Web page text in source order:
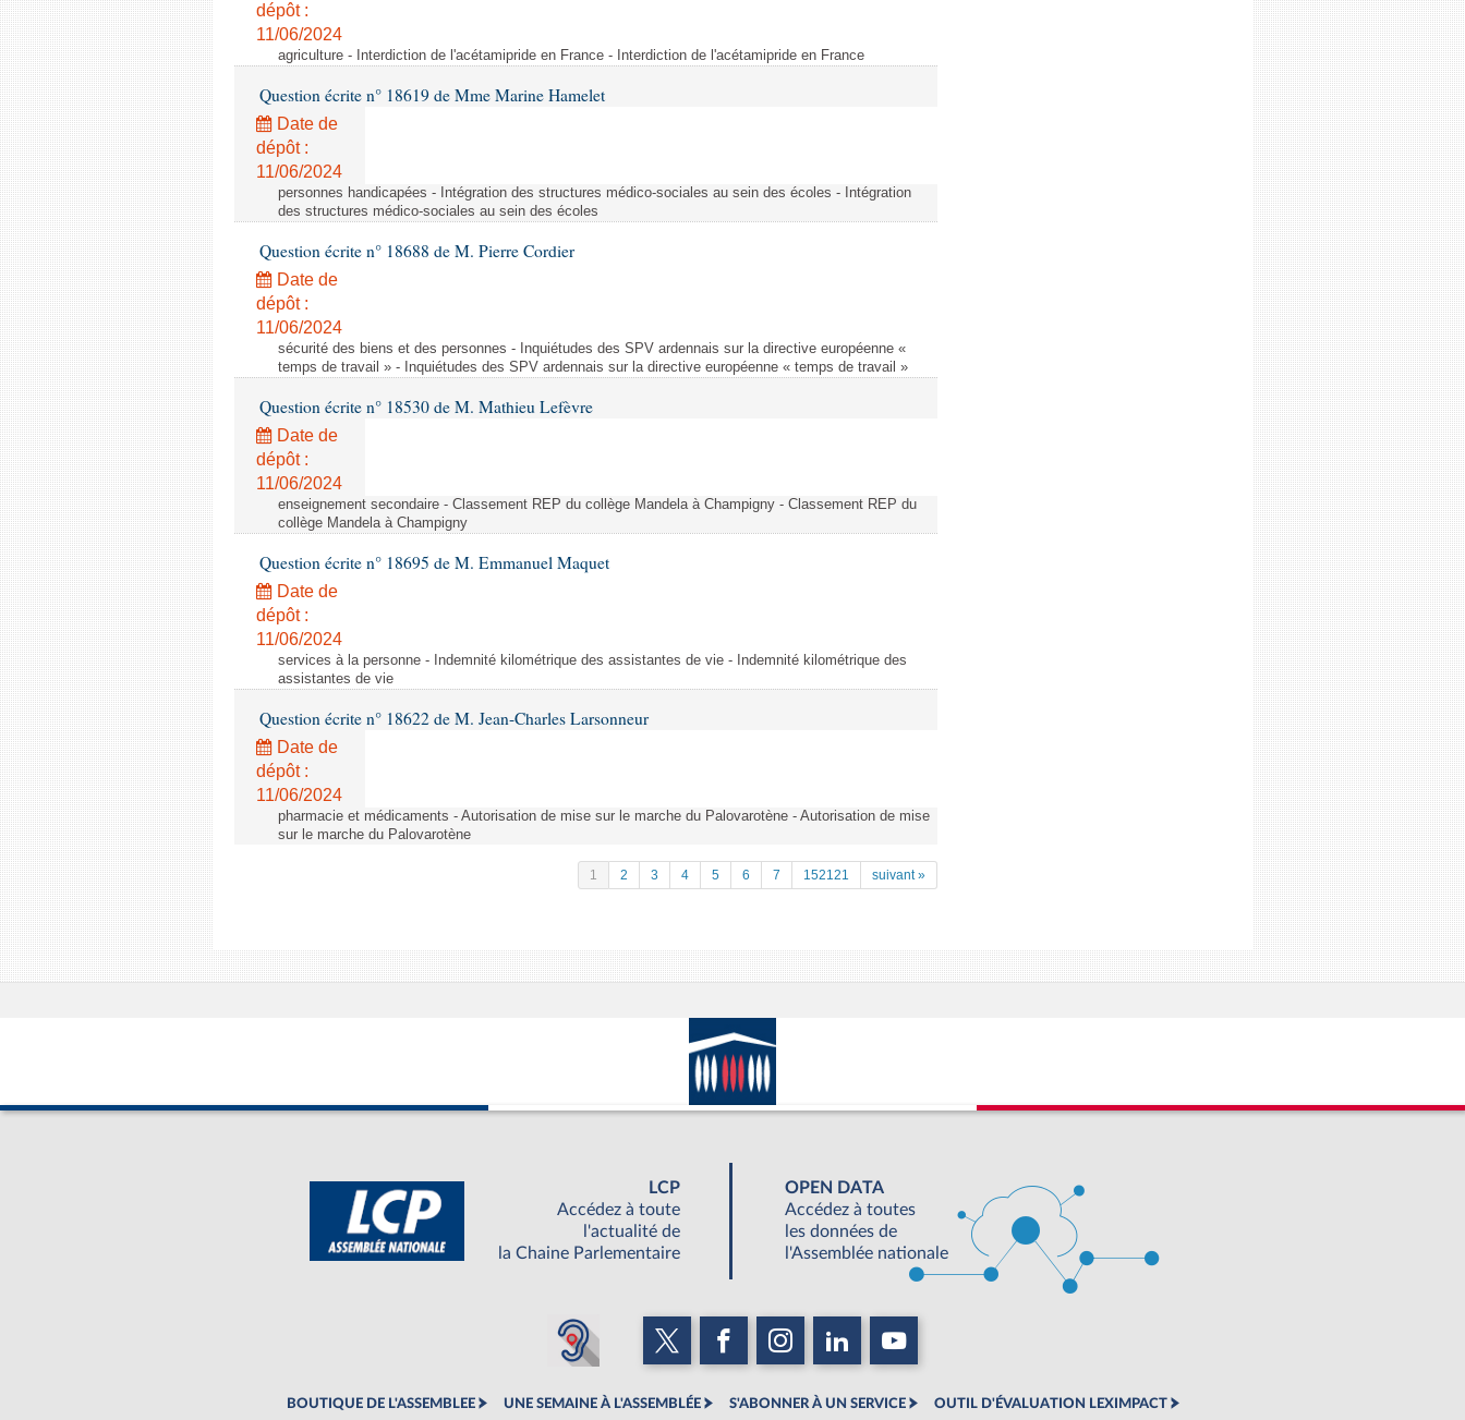
dépôt :
11/06/2024
agriculture - Interdiction de l'acétamipride en France - Interdiction de l'acétamipride en France
Question écrite n° 18619 de Mme Marine Hamelet
Date de
dépôt :
11/06/2024
personnes handicapées - Intégration des structures médico-sociales au sein des écoles - Intégration
des structures médico-sociales au sein des écoles
Question écrite n° 18688 de M. Pierre Cordier
Date de
dépôt :
11/06/2024
sécurité des biens et des personnes - Inquiétudes des SPV ardennais sur la directive européenne «
temps de travail » - Inquiétudes des SPV ardennais sur la directive européenne « temps de travail »
Question écrite n° 18530 de M. Mathieu Lefèvre
Date de
dépôt :
11/06/2024
enseignement secondaire - Classement REP du collège Mandela à Champigny - Classement REP du
collège Mandela à Champigny
Question écrite n° 18695 de M. Emmanuel Maquet
Date de
dépôt :
11/06/2024
services à la personne - Indemnité kilométrique des assistantes de vie - Indemnité kilométrique des
assistantes de vie
Question écrite n° 18622 de M. Jean-Charles Larsonneur
Date de
dépôt :
11/06/2024
pharmacie et médicaments - Autorisation de mise sur le marche du Palovarotène - Autorisation de mise
sur le marche du Palovarotène
1 2 3 4 5 6 7 152121 suivant »
LCP
Accédez à toute
l'actualité de
la Chaine Parlementaire
OPEN DATA
Accédez à toutes
les données de
l'Assemblée nationale
BOUTIQUE DE L'ASSEMBLEE UNE SEMAINE À L'ASSEMBLÉE S'ABONNER À UN SERVICE OUTIL D'ÉVALUATION LEXIMPACT